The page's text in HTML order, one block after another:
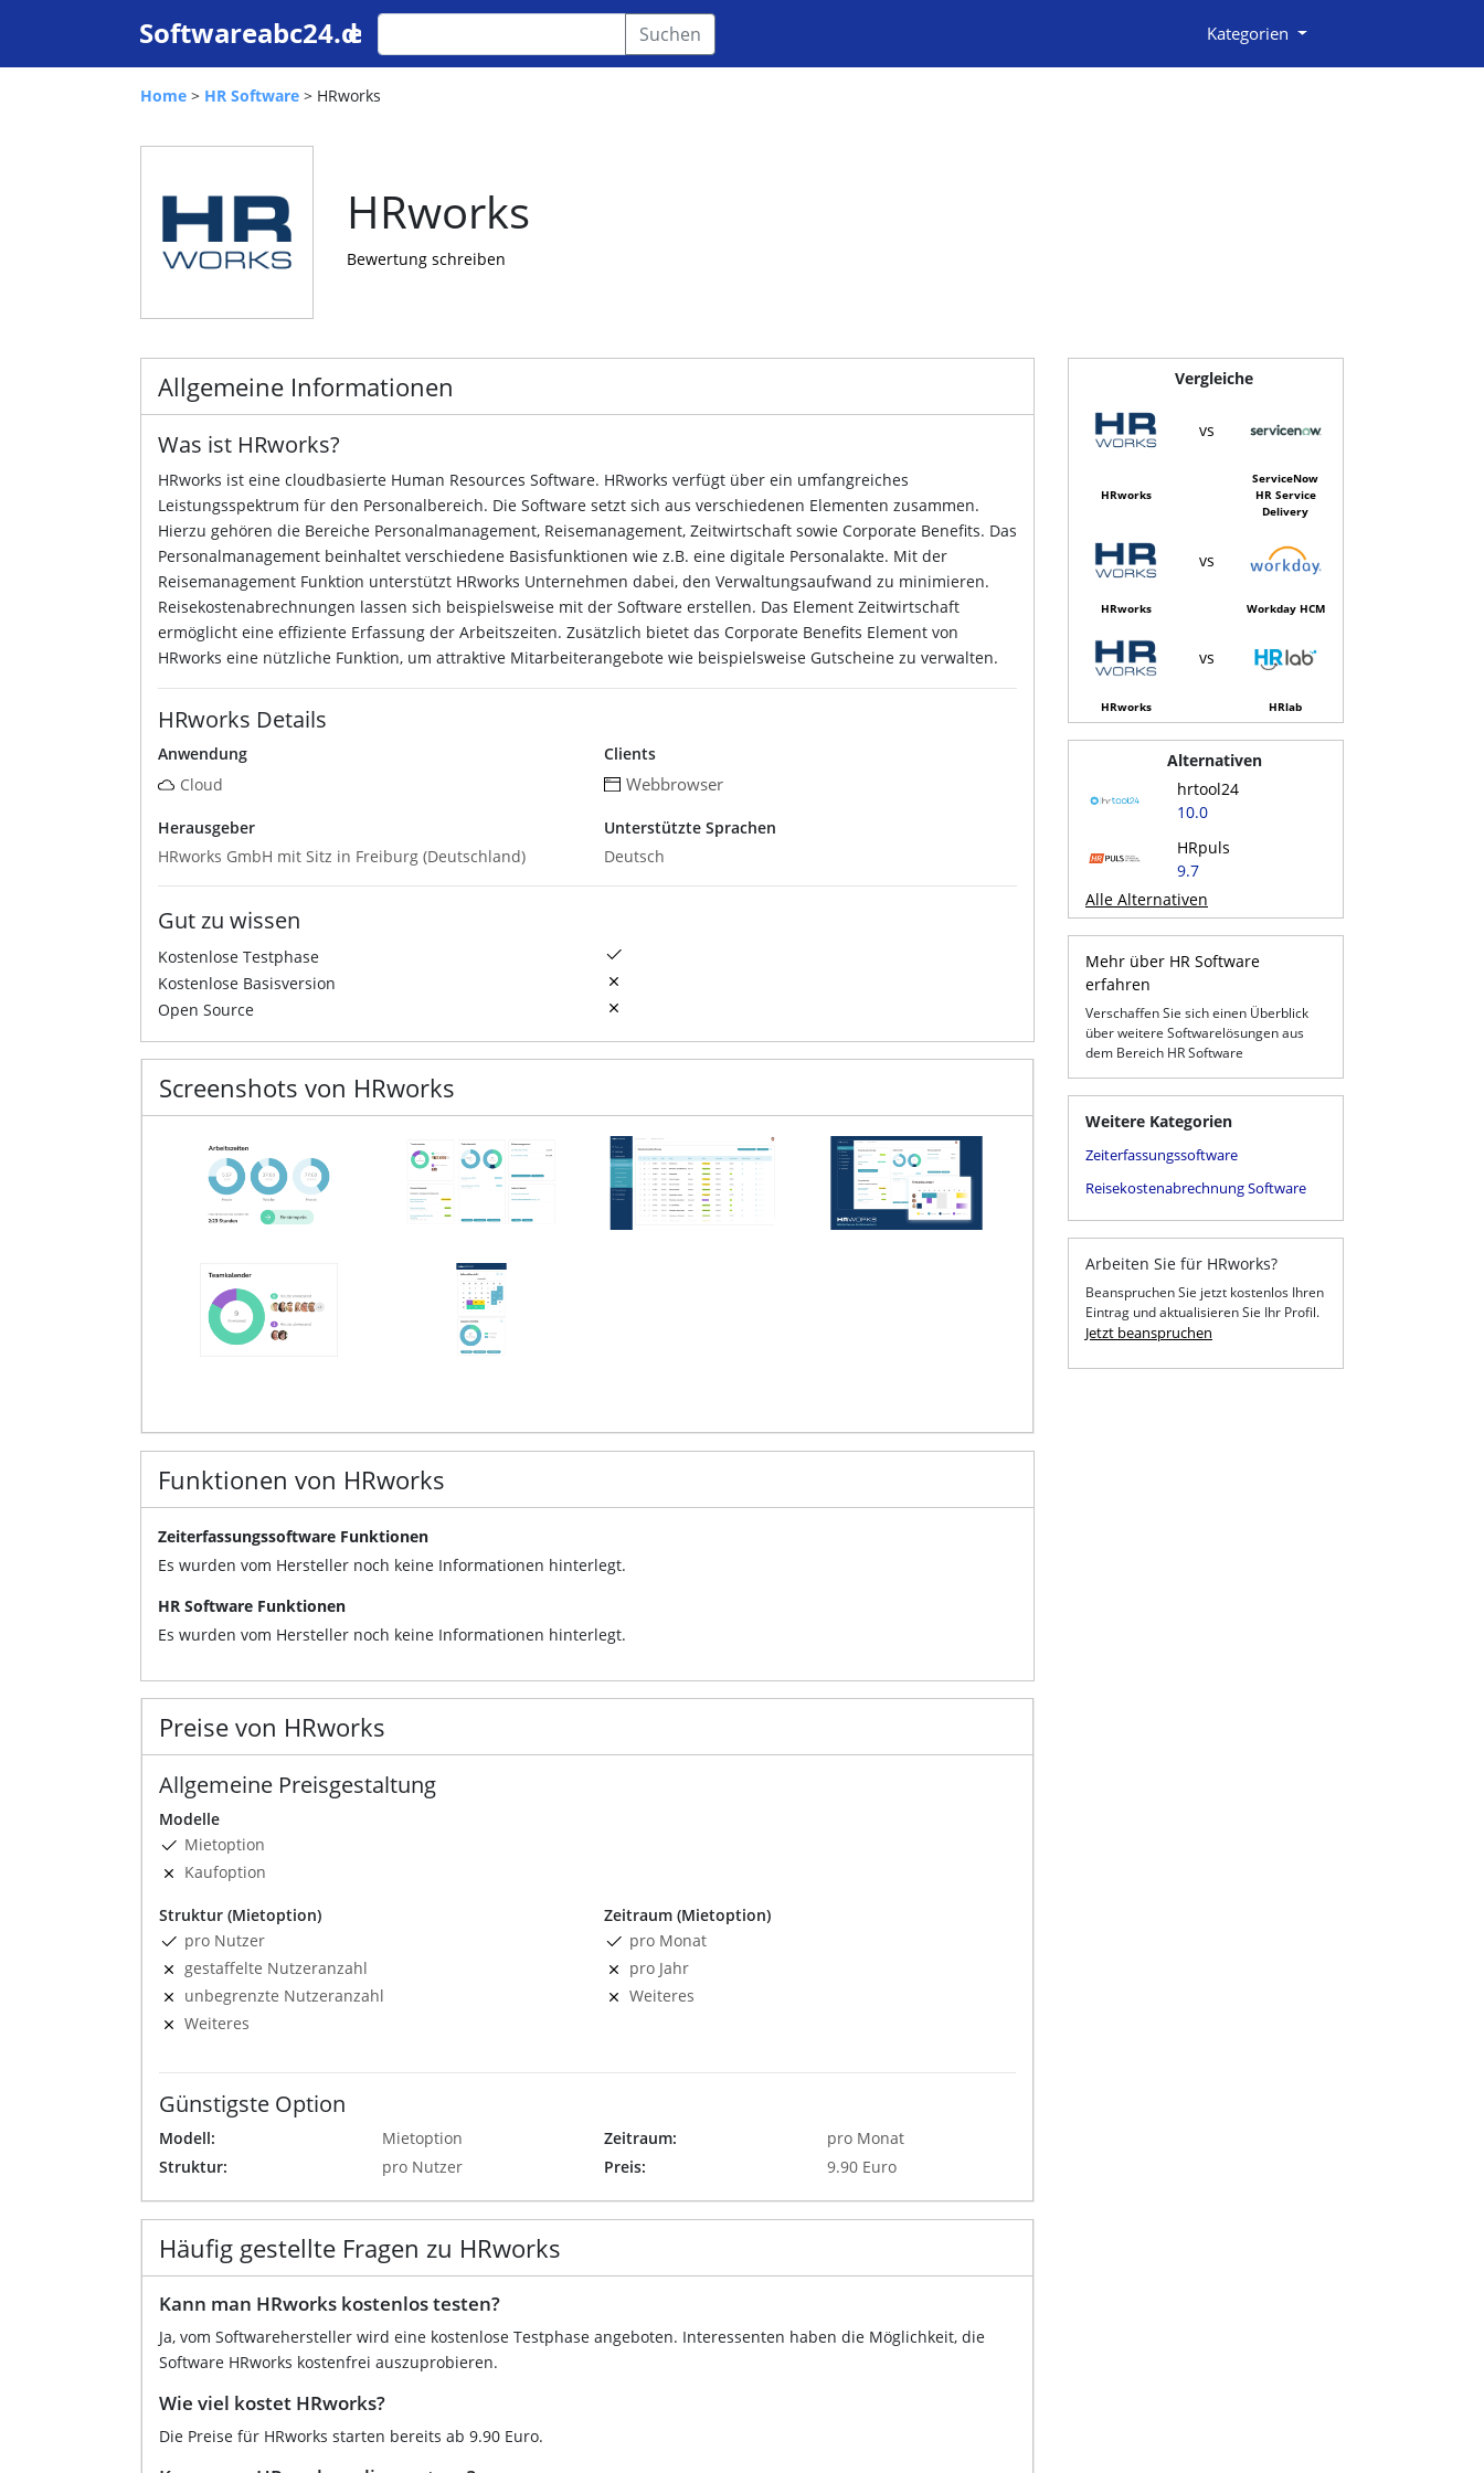
Suchen Kategorien
Home > HR Software > HRworks
HRworks
Bewertung schreiben
Allgemeine Informationen
Was ist HRworks?
HRworks ist eine cloudbasierte Human Resources Software. HRworks verfügt über ein umfangreiches
Leistungsspektrum für den Personalbereich. Die Software setzt sich aus verschiedenen Elementen zusammen.
Hierzu gehören die Bereiche Personalmanagement, Reisemanagement, Zeitwirtschaft sowie Corporate Benefits. Das
Personalmanagement beinhaltet verschiedene Basisfunktionen wie z.B. eine digitale Personalakte. Mit der
Reisemanagement Funktion unterstützt HRworks Unternehmen dabei, den Verwaltungsaufwand zu minimieren.
Reisekostenabrechnungen lassen sich beispielsweise mit der Software erstellen. Das Element Zeitwirtschaft
ermöglicht eine effiziente Erfassung der Arbeitszeiten. Zusätzlich bietet das Corporate Benefits Element von
HRworks eine nützliche Funktion, um attraktive Mitarbeiterangebote wie beispielsweise Gutscheine zu verwalten.
HRworks Details
Anwendung
Cloud
Clients
Webbrowser
Herausgeber
HRworks GmbH mit Sitz in Freiburg (Deutschland)
Unterstützte Sprachen
Deutsch
Gut zu wissen
Kostenlose Testphase
Kostenlose Basisversion
Open Source
Screenshots von HRworks
Funktionen von HRworks
Zeiterfassungssoftware Funktionen
Es wurden vom Hersteller noch keine Informationen hinterlegt.
HR Software Funktionen
Es wurden vom Hersteller noch keine Informationen hinterlegt.
Preise von HRworks
Allgemeine Preisgestaltung
Modelle
Mietoption
Kaufoption
Struktur (Mietoption)
pro Nutzer
gestaffelte Nutzeranzahl
unbegrenzte Nutzeranzahl
Weiteres
Zeitraum (Mietoption)
pro Monat
pro Jahr
Weiteres
Günstigste Option
Modell: Mietoption Zeitraum:
pro Monat
Struktur:
pro Nutzer Preis: 9.90 Euro
Häufig gestellte Fragen zu HRworks
Kann man HRworks kostenlos testen?
Ja, vom Softwarehersteller wird eine kostenlose Testphase angeboten. Interessenten haben die Möglichkeit, die
Software HRworks kostenfrei auszuprobieren.
Wie viel kostet HRworks?
Die Preise für HRworks starten bereits ab 9.90 Euro.
Vergleiche
vs
HRworks
ServiceNow
HR Service
Delivery
vs
HRworks Workday HCM
vs
HRworks HRlab
Alternativen
hrtool24
10.0
HRpuls
9.7
Alle Alternativen
Mehr über HR Software
erfahren
Verschaffen Sie sich einen Überblick
über weitere Softwarelösungen aus
dem Bereich HR Software
Weitere Kategorien
Zeiterfassungssoftware
Reisekostenabrechnung Software
Arbeiten Sie für HRworks?
Beanspruchen Sie jetzt kostenlos Ihren
Eintrag und aktualisieren Sie Ihr Profil.
Jetzt beanspruchen